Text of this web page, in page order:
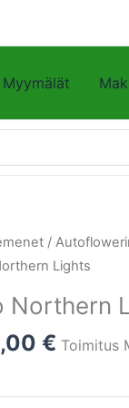
Myymälät
/
Lights
Northern
€ Toimitus